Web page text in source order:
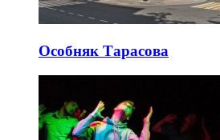
Особняк Тарасова